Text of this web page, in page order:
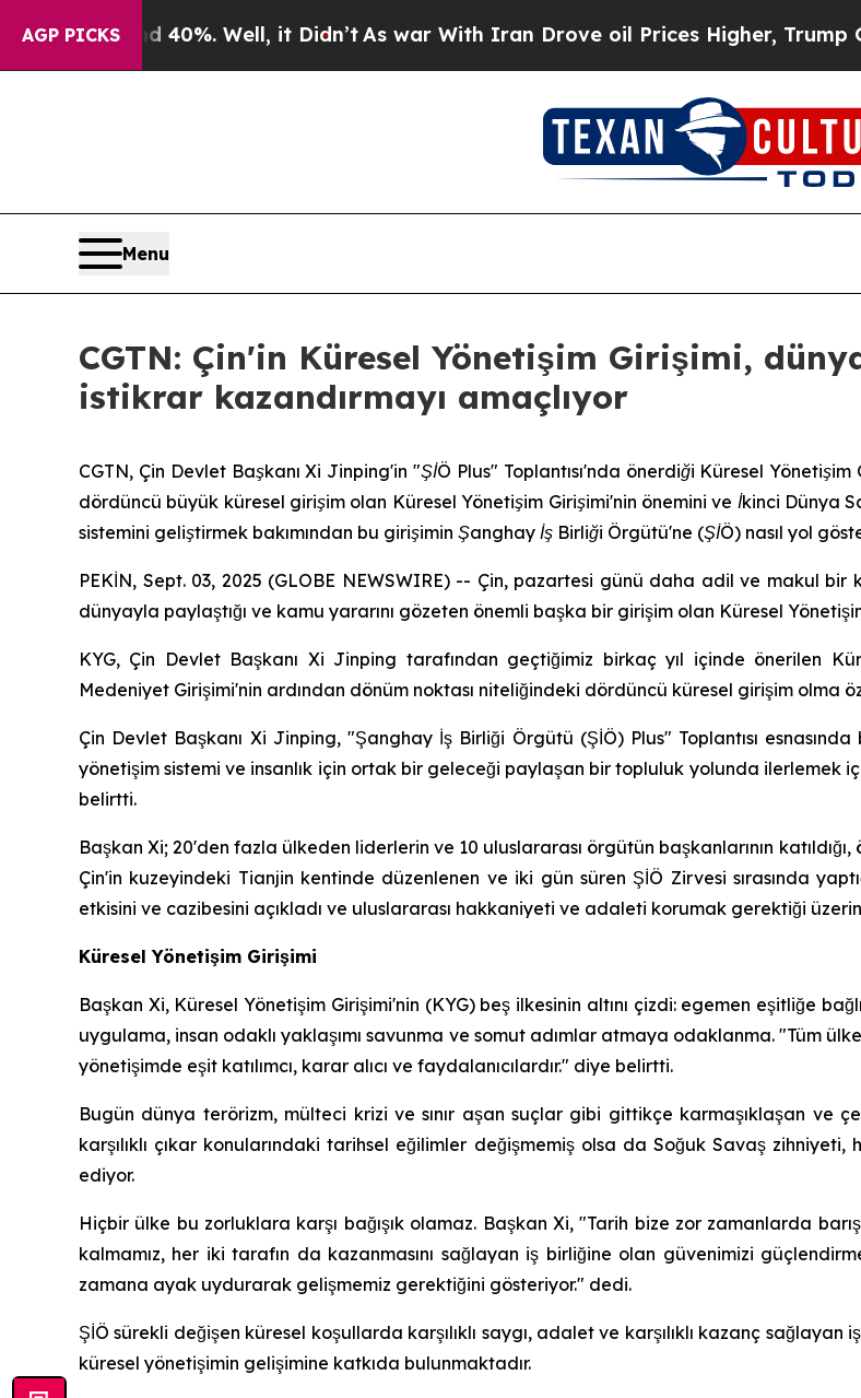
AGP PICKS40%. Well, it Didn’t As war With Iran Drove oil Prices Higher, Trump Gave
Menu
CGTN: Çin'in Küresel Yönetişim Girişimi,
istikrar kazandırmayı amaçlıyor
CGTN, Çin Devlet Başkanı Xi Jinping'in "ŞİÖ Plus" Toplantısı'nda önerdiği Küresel
dördüncü büyük küresel girişim olan Küresel Yönetişim Girişimi'nin önemini ve İkinci Dünya
sistemini geliştirmek bakımından bu girişimin Şanghay İş Birliği Örgütü'ne (ŞİÖ) nasıl yol
PEKİN, Sept. 03, 2025 (GLOBE NEWSWIRE) -- Çin, pazartesi günü daha adil ve makul
dünyayla paylaştığı ve kamu yararını gözeten önemli başka bir girişim olan Küresel
KYG, Çin Devlet Başkanı Xi Jinping tarafından geçtiğimiz birkaç yıl içinde önerilen
Medeniyet Girişimi'nin ardından dönüm noktası niteliğindeki dördüncü küresel girişim olma
Çin Devlet Başkanı Xi Jinping, "Şanghay İş Birliği Örgütü (ŞİÖ) Plus" Toplantısı
yönetişim sistemi ve insanlık için ortak bir geleceği paylaşan bir topluluk yolunda ilerlemek
belirtti.
Başkan Xi; 20'den fazla ülkeden liderlerin ve 10 uluslararası örgütün başkanlarının
Çin'in kuzeyindeki Tianjin kentinde düzenlenen ve iki gün süren ŞİÖ Zirvesi sırasında
etkisini ve cazibesini açıkladı ve uluslararası hakkaniyeti ve adaleti korumak gerektiği
Küresel Yönetişim Girişimi
Başkan Xi, Küresel Yönetişim Girişimi'nin (KYG) beş ilkesinin altını çizdi: egemen eşitliğe
uygulama, insan odaklı yaklaşımı savunma ve somut adımlar atmaya odaklanma. "Tüm
yönetişimde eşit katılımcı, karar alıcı ve faydalanıcılardır." diye belirtti.
Bugün dünya terörizm, mülteci krizi ve sınır aşan suçlar gibi gittikçe karmaşıklaşan ve
karşılıklı çıkar konularındaki tarihsel eğilimler değişmemiş olsa da Soğuk Savaş
ediyor.
Hiçbir ülke bu zorluklara karşı bağışık olamaz. Başkan Xi, "Tarih bize zor zamanlarda
kalmamız, her iki tarafın da kazanmasını sağlayan iş birliğine olan güvenimizi
zamana ayak uydurarak gelişmemiz gerektiğini gösteriyor." dedi.
ŞİÖ sürekli değişen küresel koşullarda karşılıklı saygı, adalet ve karşılıklı kazanç
küresel yönetişimin gelişimine katkıda bulunmaktadır.